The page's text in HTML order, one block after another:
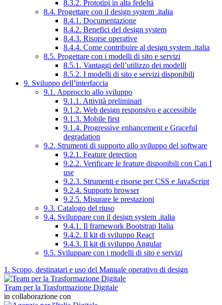
8.3.2. Prototipi in alta fedeltà
8.4. Progettare con il design system .italia
8.4.1. Documentazione
8.4.2. Benefici del design system
8.4.3. Risorse operative
8.4.4. Come contribuire al design system .italia
8.5. Progettare con i modelli di sito e servizi
8.5.1. Vantaggi dell’utilizzo dei modelli
8.5.2. I modelli di sito e servizi disponibili
9. Sviluppo dell’interfaccia
9.1. Approccio allo sviluppo
9.1.1. Attività preliminari
9.1.2. Web design responsivo e accessibile
9.1.3. Mobile first
9.1.4. Progressive enhancement e Graceful
degradation
9.2. Strumenti di supporto allo sviluppo del software
9.2.1. Feature detection
9.2.2. Verificare le feature disponibili con Can I
use
9.2.3. Strumenti e risorse per CSS e JavaScript
9.2.4. Supporto browser
9.2.5. Misurare le prestazioni
9.3. Catalogo del riuso
9.4. Sviluppare con il design system .italia
9.4.1. Il framework Bootstrap Italia
9.4.2. Il kit di sviluppo React
9.4.3. Il kit di sviluppo Angular
9.5. Sviluppare con i modelli di sito e servizi
1. Scopo, destinatari e uso del Manuale operativo di design
Team per la Trasformazione Digitale
in collaborazione con